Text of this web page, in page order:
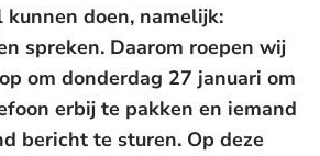
doen, namelijk:
spreken. Daarom roepen wij
om donderdag 27 januari om
erbij te pakken en iemand
bericht te sturen. Op deze